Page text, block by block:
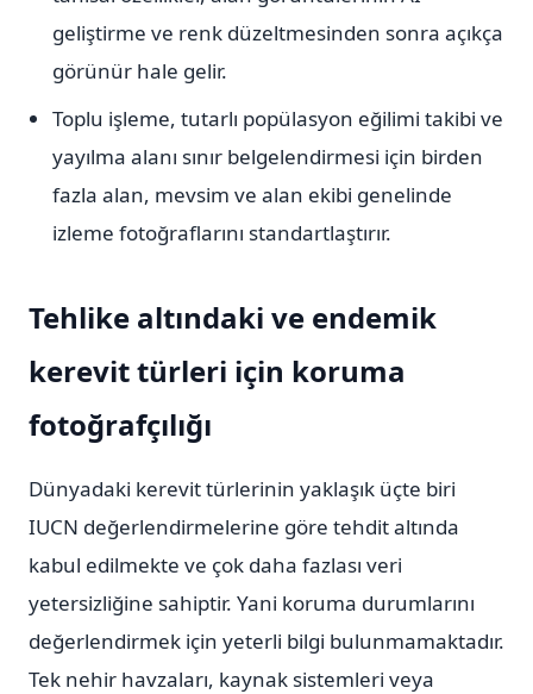
geliştirme ve renk düzeltmesinden sonra açıkça
görünür hale gelir.
Toplu işleme, tutarlı popülasyon eğilimi takibi ve
yayılma alanı sınır belgelendirmesi için birden
fazla alan, mevsim ve alan ekibi genelinde
izleme fotoğraflarını standartlaştırır.
Tehlike altındaki ve endemik
kerevit türleri için koruma
fotoğrafçılığı
Dünyadaki kerevit türlerinin yaklaşık üçte biri
IUCN değerlendirmelerine göre tehdit altında
kabul edilmekte ve çok daha fazlası veri
yetersizliğine sahiptir. Yani koruma durumlarını
değerlendirmek için yeterli bilgi bulunmamaktadır.
Tek nehir havzaları, kaynak sistemleri veya